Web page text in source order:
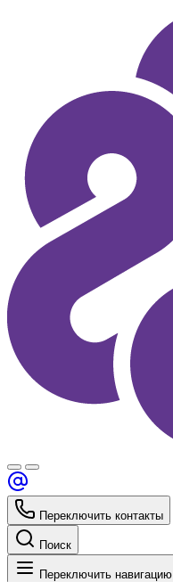
Переключить контакты
Поиск
Переключить навигацию